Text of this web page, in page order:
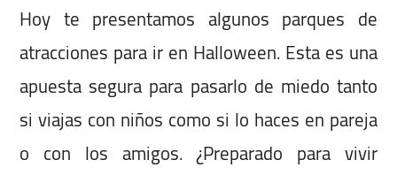
Hoy te presentamos algunos parques de
atracciones para ir en Halloween. Esta es una
apuesta segura para pasarlo de miedo tanto
si viajas con niños como si lo haces en pareja
o con los amigos. ¿Preparado para vivir